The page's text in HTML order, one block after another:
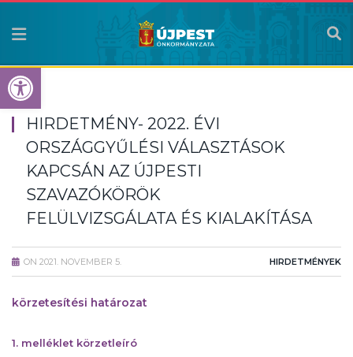
Eszköztár megnyitása
HIRDETMÉNY- 2022. ÉVI
ORSZÁGGYŰLÉSI VÁLASZTÁSOK
KAPCSÁN AZ ÚJPESTI
SZAVAZÓKÖRÖK
FELÜLVIZSGÁLATA ÉS KIALAKÍTÁSA
ON 2021. NOVEMBER 5. HIRDETMÉNYEK
körzetesítési határozat
1. melléklet körzetleíró